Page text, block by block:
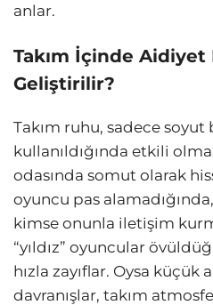
anlar.
Takım İçinde Aidiyet
Geliştirilir?
Takım ruhu, sadece
kullanıldığında etkili
odasında somut olarak
oyuncu pas
kimse onunla iletişim
“yıldız” oyuncular
hızla zayıflar. Oysa
davranışlar, takım